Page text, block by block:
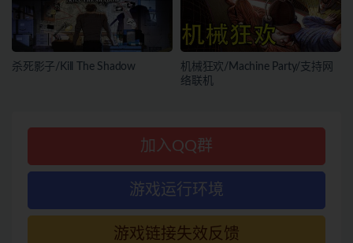
杀死影子/Kill The Shadow
机械狂欢/Machine Party/支持网
络联机
加入QQ群
游戏运行环境
游戏链接失效反馈